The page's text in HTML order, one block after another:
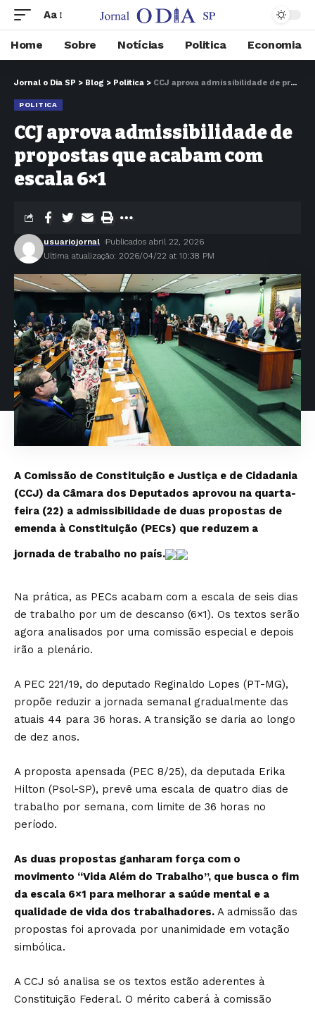
Aa
Home Sobre Notícias Politica Economia
Jornal o Dia SP > Blog > Politica > CCJ aprova admissibilidade de propostas que acabam com escala 6×1
POLITICA
CCJ aprova admissibilidade de
propostas que acabam com
escala 6×1
Ultima atualização: 2026/04/22 at 10:38 PM
usuariojornal Publicados abril 22, 2026
A Comissão de Constituição e Justiça e de Cidadania
(CCJ) da Câmara dos Deputados aprovou na quarta-
feira (22) a admissibilidade de duas propostas de
emenda à Constituição (PECs) que reduzem a
jornada de trabalho no país.
Na prática, as PECs acabam com a escala de seis dias
de trabalho por um de descanso (6×1). Os textos serão
agora analisados por uma comissão especial e depois
irão a plenário.
A PEC 221/19, do deputado Reginaldo Lopes (PT-MG),
propõe reduzir a jornada semanal gradualmente das
atuais 44 para 36 horas. A transição se daria ao longo
de dez anos.
A proposta apensada (PEC 8/25), da deputada Erika
Hilton (Psol-SP), prevê uma escala de quatro dias de
trabalho por semana, com limite de 36 horas no
período.
As duas propostas ganharam força com o
movimento “Vida Além do Trabalho”, que busca o fim
da escala 6×1 para melhorar a saúde mental e a
qualidade de vida dos trabalhadores. A admissão das
propostas foi aprovada por unanimidade em votação
simbólica.
A CCJ só analisa se os textos estão aderentes à
Constituição Federal. O mérito caberá à comissão